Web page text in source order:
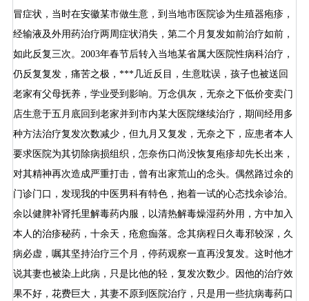
冒症状，当时在安徽某市做生意，到当地市医院诊为生殖器疱疹，
经输液及外用药治疗两周症状消失，第二个月复发如前治疗如前，
如此反复三次。2003年春节后转入当地某省属大医院性病科治疗，
仍反复复发，痛苦之极，***几近反目，生意耽误，孩子也被送回
老家有父母抚养，学业受到影响。万念俱灰，无奈之下低价变卖门
店生意于五月底回到老家并到市内某大医院继续治疗，期间经用多
种方法治疗复发次数减少，但九月又复发，无奈之下，应患者本人
要求医院为其切除病损组织，怎奈伤口尚没恢复疱疹却先长出来，
对其精神再次造成严重打击，曾有出家荒山的念头。偶然路过余的
门诊门口，发现我的中医男科有特色，抱着一试的心态找余诊治。
余以健脾补肾托里解毒药内服，以清热解毒燥湿药外用，方中加入
本人的治疹秘药，十余天，疮愈痂落。念其病程日久毒邪较深，久
病必虚，嘱其坚持治疗三个月，停药观察一直再没复发。这时他才
说其妻也被染上此病，只是比他的轻，复发次数少。因他的治疗效
果不好，花费巨大，其妻不原到医院治疗，只是用一些抗病毒药口